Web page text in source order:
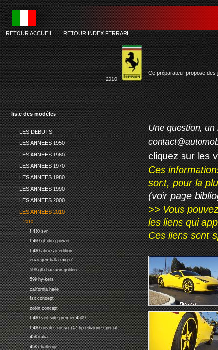
liste des modèles
LES DEBUTS
LES ANNEES 1950
LES ANNEES 1960
LES ANNEES 1970
LES ANNEES 1980
LES ANNEES 1990
LES ANNEES 2000
LES ANNEES 2010
2010
f 430 svr
f 460 gt iding power
f 430 abruzzo edition
enzo gemballa mig-u1
599 gtb hamann golden
599 hy-kers
california he-le
fsx concept
zobin concept
f 430 veil-side premier-4509
f 430 novitec rosso 747 hp edizione special
458 italia
458 challenge
RETOUR ACCUEIL-RETOUR INDEX FERRARI
2010
Ce préparateur propose des
Une question, un
cliquez sur les
Ces
sont, pour la
(voir page
>> Vous
les liens qui
Ces liens sont